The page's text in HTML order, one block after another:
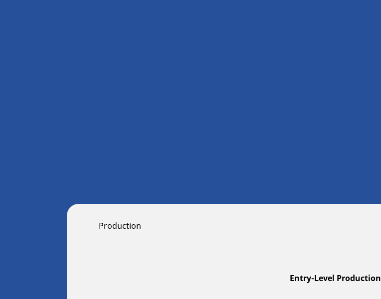
Production
Entry-Level Production